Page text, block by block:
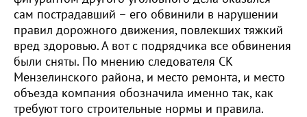
сам пострадавший – его обвинили в нарушении
правил дорожного движения, повлекших тяжкий
вред здоровью. А вот с подрядчика все обвинения
были сняты. По мнению следователя СК
Мензелинского района, и место ремонта, и место
объезда компания обозначила именно так, как
требуют того строительные нормы и правила.